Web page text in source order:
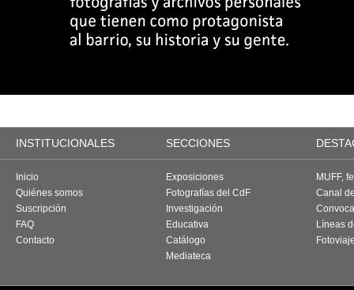
INSTITUCIONALES SECCIONES
Inicio
Quiénes somos
Suscripción
FAQ
Contacto
Exposiciones
Fotografías del CdF
Investigación
Educativa
Catálogo
Mediateca
MUFF,
Canal
Líneas